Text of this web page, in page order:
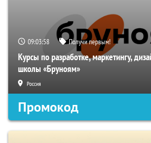
09:03:57 Получи первым!
Курсы по разработке, маркетингу,
школы «Бруноям»
Россия
Промокод